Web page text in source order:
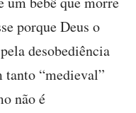
porque Deus o
desobediência
tanto “medieval”
não é